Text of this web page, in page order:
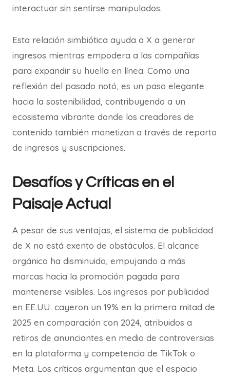
interactuar sin sentirse manipulados.
Esta relación simbiótica ayuda a X a generar
ingresos mientras empodera a las compañías
para expandir su huella en línea. Como una
reflexión del pasado notó, es un paso elegante
hacia la sostenibilidad, contribuyendo a un
ecosistema vibrante donde los creadores de
contenido también monetizan a través de reparto
de ingresos y suscripciones.
Desafíos y Críticas en el
Paisaje Actual
A pesar de sus ventajas, el sistema de publicidad
de X no está exento de obstáculos. El alcance
orgánico ha disminuido, empujando a más
marcas hacia la promoción pagada para
mantenerse visibles. Los ingresos por publicidad
en EE.UU. cayeron un 19% en la primera mitad de
2025 en comparación con 2024, atribuidos a
retiros de anunciantes en medio de controversias
en la plataforma y competencia de TikTok o
Meta. Los críticos argumentan que el espacio